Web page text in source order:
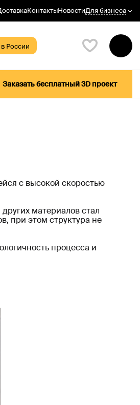
КонтактыНовостиДля бизнеса
в России
Заказать бесплатный 3D проект
с высокой скоростью
материалов стал
при этом структура не
процесса и